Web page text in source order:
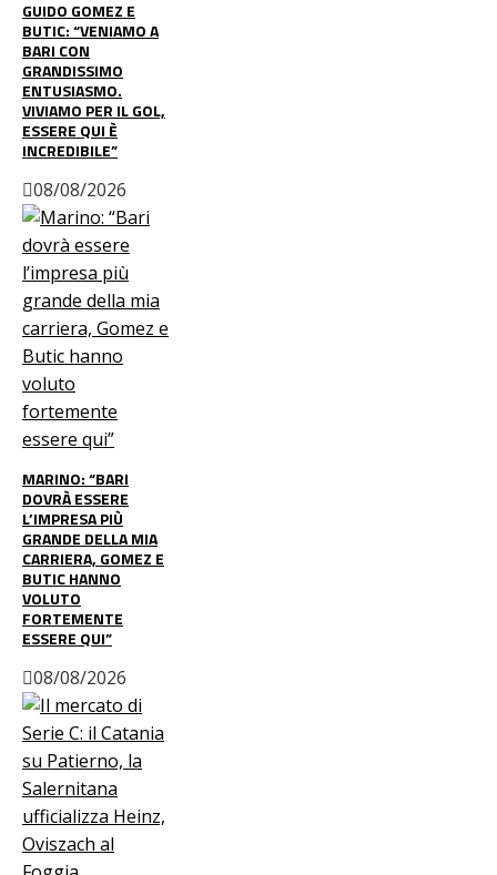
GUIDO GOMEZ E
BUTIC: “VENIAMO A
BARI CON
GRANDISSIMO
ENTUSIASMO.
VIVIAMO PER IL GOL,
ESSERE QUI È
INCREDIBILE”
08/08/2026
MARINO: “BARI
DOVRÀ ESSERE
L’IMPRESA PIÙ
GRANDE DELLA MIA
CARRIERA, GOMEZ E
BUTIC HANNO
VOLUTO
FORTEMENTE
ESSERE QUI”
08/08/2026